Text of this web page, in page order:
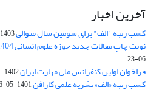
آخرین اخبار
کسب رتبه "الف" برای سومین سال متوالی1403-02-01
نوبت چاپ مقالات جدید حوزه علوم انسانی 1404و به بعد خواهد بود
06-23
فراخوان اولین کنفرانس ملی مهارت ایران1402-01-28
کسب رتبه «الف» نشریه علمی کارافن1401-05-06